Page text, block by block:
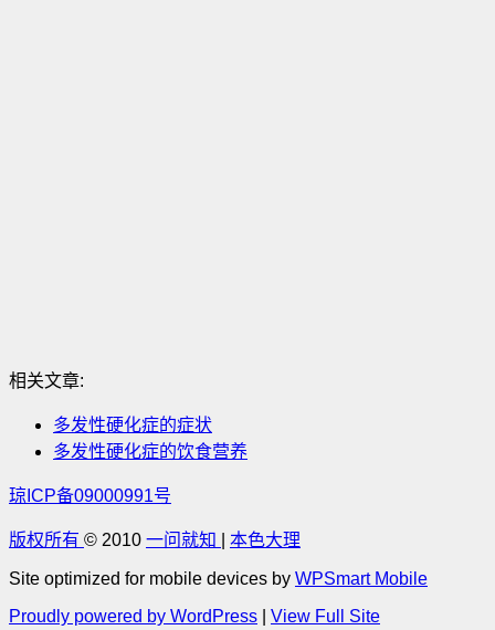
相关文章:
多发性硬化症的症状
多发性硬化症的饮食营养
琼ICP备09000991号
版权所有 © 2010 一问就知 本色大理
Site optimized for mobile devices by WPSmart Mobile
Proudly powered by WordPress
View Full Site